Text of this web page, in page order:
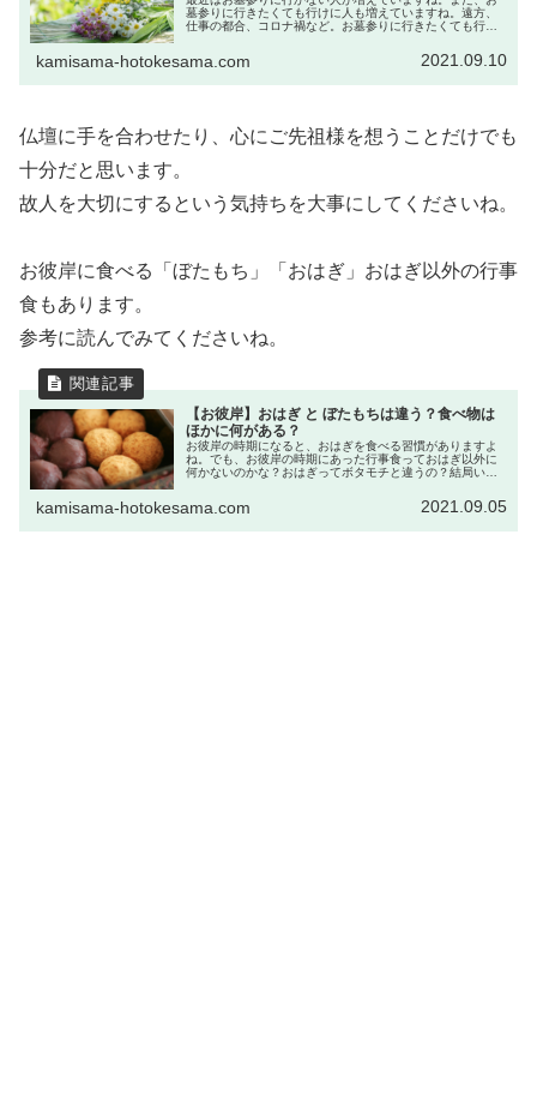
墓参りに行きたくても行けに人も増えていますね。遠方、
仕事の都合、コロナ禍など。お墓参りに行きたくても行け
kamisama-hotokesama.com 2021.09.10
仏壇に手を合わせたり、心にご先祖様を想うことだけでも
十分だと思います。
故人を大切にするという気持ちを大事にしてくださいね。
お彼岸に食べる「ぼたもち」「おはぎ」おはぎ以外の行事
食もあります。
参考に読んでみてくださいね。
【お彼岸】おはぎ と ぼたもちは違う？食べ物は
ほかに何がある？
お彼岸の時期になると、おはぎを食べる習慣がありますよ
ね。でも、お彼岸の時期にあった行事食っておはぎ以外に
何かないのかな？おはぎってボタモチと違うの？結局いつ
kamisama-hotokesama.com 2021.09.05